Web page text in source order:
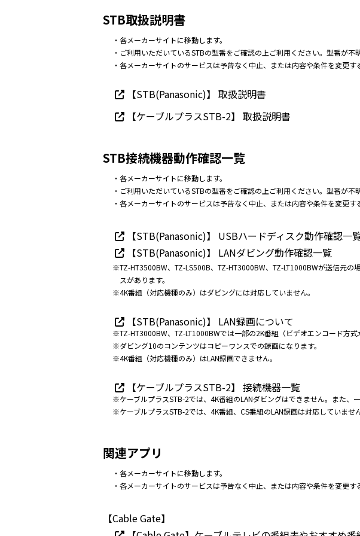
STB取扱説明書
・各メーカーサイトに移動します。
・ご利用いただいているSTBの型番をご確認の上ご利用ください。型番が不
・各メーカーサイトのサービスは予告なく中止、または内容や条件を変更
【STB(Panasonic)】 取扱説明書
【ケーブルプラスSTB-2】 取扱説明書
STB接続機器動作確認一覧
・各メーカーサイトに移動します。
・ご利用いただいているSTBの型番をご確認の上ご利用ください。型番が不
・各メーカーサイトのサービスは予告なく中止、または内容や条件を変更
【STB(Panasonic)】 USBハードディスク動作確認一
【STB(Panasonic)】 LANダビング動作確認一覧
※TZ-HT3500BW、TZ-LS500B、TZ-HT3000BW、TZ-LT1000BWが送信元
スがあります。
※4K番組（対応機種のみ）はダビングには対応していません。
【STB(Panasonic)】 LAN録画について
※TZ-HT3000BW、TZ-LT1000BWでは一部の2K番組（ビデオエンコード方式
※ダビング10のコンテンツはコピーワンスでの録画になります。
※4K番組（対応機種のみ）はLAN録画できません。
【ケーブルプラスSTB-2】 接続機器一覧
※ケーブルプラスSTB-2では、4K番組のLANダビングはできません。また、
※ケーブルプラスSTB-2では、4K番組、CS番組のLAN録画は対応していません
関連アプリ
・各メーカーサイトに移動します。
・各メーカーサイトのサービスは予告なく中止、または内容や条件を変更
【Cable Gate】